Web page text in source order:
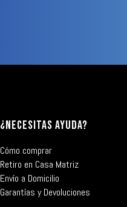
¿NECESITAS AYUDA?
Cómo comprar
Retiro en Casa Matriz
Envío a Domicilio
Garantías y Devoluciones